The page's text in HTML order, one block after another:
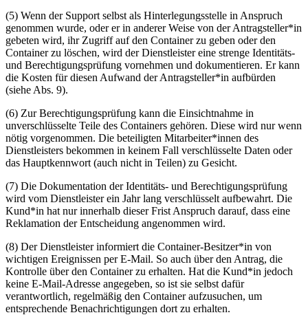
(5) Wenn der Support selbst als Hinterlegungsstelle in Anspruch
genommen wurde, oder er in anderer Weise von der Antragsteller*in
gebeten wird, ihr Zugriff auf den Container zu geben oder den
Container zu lö­schen, wird der Dienstleister eine strenge Identitäts-
und Berechtigungsprüfung vornehmen und dokumentieren. Er kann
die Kosten für diesen Aufwand der Antragsteller*in aufbürden
(siehe Abs. 9).
(6) Zur Berechtigungsprüfung kann die Einsichtnahme in
unverschlüsselte Teile des Containers gehören. Diese wird nur wenn
nötig vorgenommen. Die beteiligten Mitarbeiter*innen des
Dienstleisters bekommen in keinem Fall verschlüsselte Daten oder
das Hauptkennwort (auch nicht in Teilen) zu Gesicht.
(7) Die Dokumentation der Identitäts- und Berechtigungsprüfung
wird vom Dienstleister ein Jahr lang verschlüsselt aufbewahrt. Die
Kund*in hat nur innerhalb dieser Frist Anspruch darauf, dass eine
Reklamation der Entscheidung angenommen wird.
(8) Der Dienstleister informiert die Container-Besitzer*in von
wichtigen Ereignissen per E-Mail. So auch über den Antrag, die
Kontrolle über den Container zu erhalten. Hat die Kund*in jedoch
keine E-Mail-Adresse angegeben, so ist sie selbst dafür
verantwortlich, regelmäßig den Container aufzusuchen, um
entsprechende Benachrichtigungen dort zu erhalten.